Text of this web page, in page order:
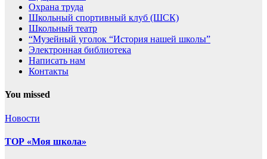
Охрана труда
Школьный спортивный клуб (ШСК)
Школьный театр
“Музейный уголок “История нашей школы”
Электронная библиотека
Написать нам
Контакты
You missed
Новости
ТОР «Моя школа»